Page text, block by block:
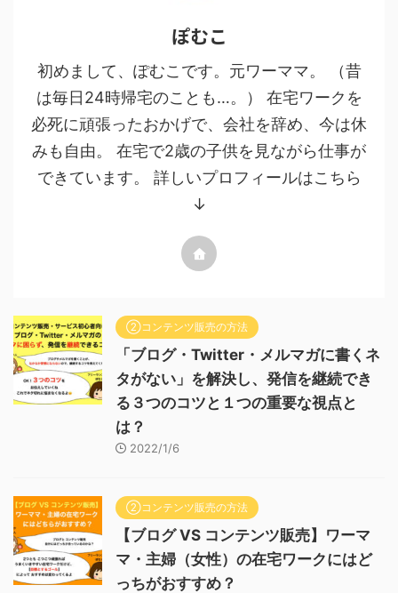
ぽむこ
初めまして、ぽむこです。元ワーママ。 （昔
は毎日24時帰宅のことも…。） 在宅ワークを
必死に頑張ったおかげで、会社を辞め、今は休
みも自由。 在宅で2歳の子供を見ながら仕事が
できています。 詳しいプロフィールはこちら
↓
②コンテンツ販売の方法
「ブログ・Twitter・メルマガに書くネ
タがない」を解決し、発信を継続でき
る３つのコツと１つの重要な視点と
は？
2022/1/6
②コンテンツ販売の方法
【ブログ VS コンテンツ販売】ワーマ
マ・主婦（女性）の在宅ワークにはど
っちがおすすめ？